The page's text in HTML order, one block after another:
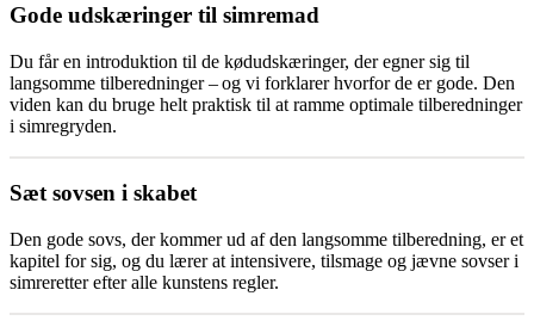
Gode udskæringer til simremad
Du får en introduktion til de kødudskæringer, der egner sig til
langsomme tilberedninger – og vi forklarer hvorfor de er gode. Den
viden kan du bruge helt praktisk til at ramme optimale tilberedninger
i simregryden.
Sæt sovsen i skabet
Den gode sovs, der kommer ud af den langsomme tilberedning, er et
kapitel for sig, og du lærer at intensivere, tilsmage og jævne sovser i
simreretter efter alle kunstens regler.